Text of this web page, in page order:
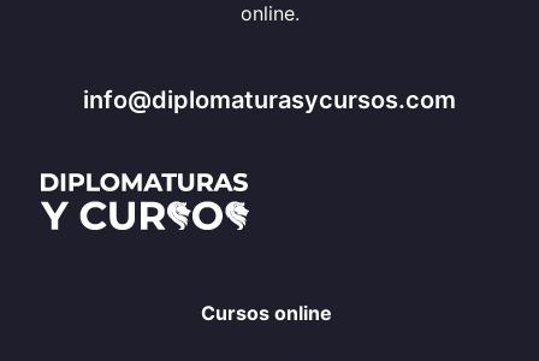
online.
info@diplomaturasycursos.com
Cursos online